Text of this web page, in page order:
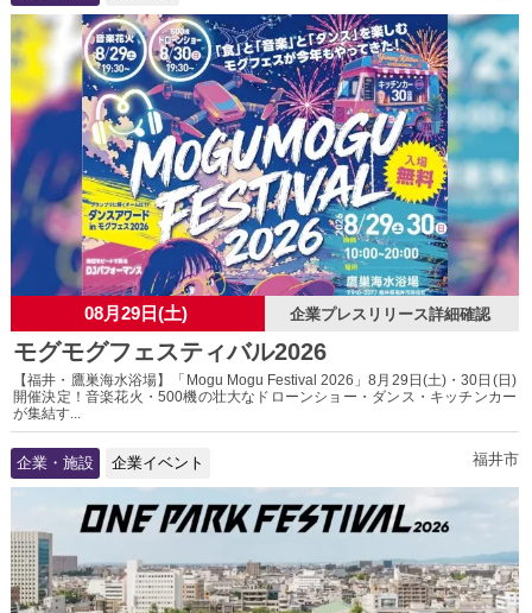
08月29日(土) 企業プレスリリース詳細確認
モグモグフェスティバル2026
【福井・鷹巣海水浴場】「Mogu Mogu Festival 2026」8月29日(土)・30日(日)
開催決定！音楽花火・500機の壮大なドローンショー・ダンス・キッチンカー
が集結す...
企業・施設 企業イベント 福井市